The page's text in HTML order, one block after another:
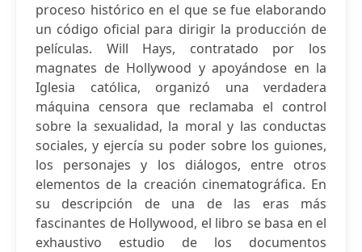
proceso histórico en el que se fue elaborando
un código oficial para dirigir la producción de
películas. Will Hays, contratado por los
magnates de Hollywood y apoyándose en la
Iglesia católica, organizó una verdadera
máquina censora que reclamaba el control
sobre la sexualidad, la moral y las conductas
sociales, y ejercía su poder sobre los guiones,
los personajes y los diálogos, entre otros
elementos de la creación cinematográfica. En
su descripción de una de las eras más
fascinantes de Hollywood, el libro se basa en el
exhaustivo estudio de los documentos